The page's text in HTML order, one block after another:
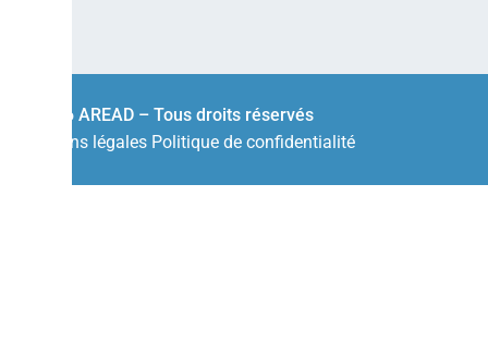
© 2026 AREAD – Tous droits réservés
Mentions légales Politique de confidentialité